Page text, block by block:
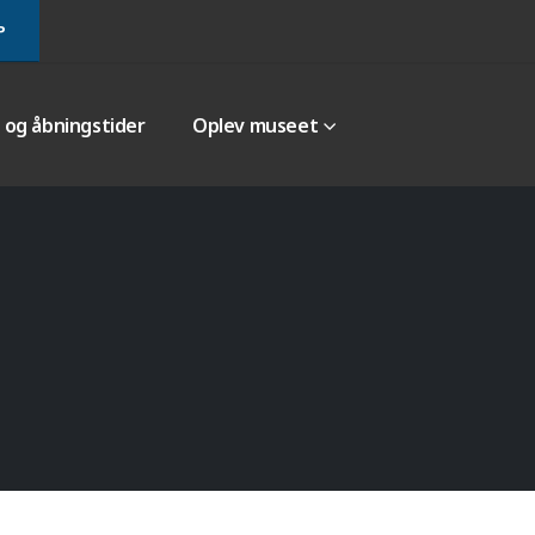
åbningstider Oplev museet